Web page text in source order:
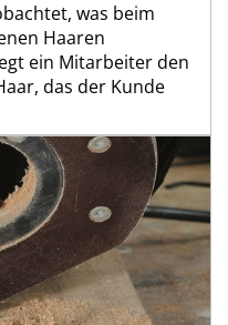
was beim
Haaren
ein Mitarbeiter den
das der Kunde